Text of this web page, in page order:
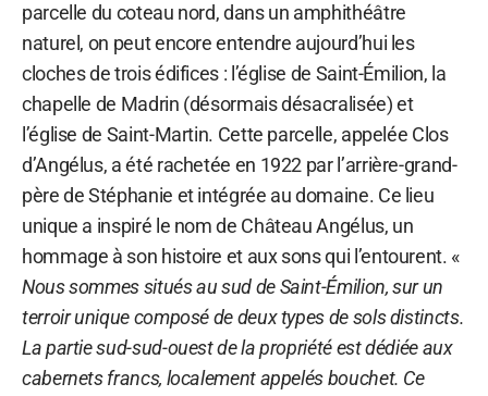
parcelle du coteau nord, dans un amphithéâtre
naturel, on peut encore entendre aujourd’hui les
cloches de trois édifices : l’église de Saint-Émilion, la
chapelle de Madrin (désormais désacralisée) et
l’église de Saint-Martin. Cette parcelle, appelée Clos
d’Angélus, a été rachetée en 1922 par l’arrière-grand-
père de Stéphanie et intégrée au domaine. Ce lieu
unique a inspiré le nom de Château Angélus, un
hommage à son histoire et aux sons qui l’entourent. «
Nous sommes situés au sud de Saint-Émilion, sur un
terroir unique composé de deux types de sols distincts.
La partie sud-sud-ouest de la propriété est dédiée aux
cabernets francs, localement appelés bouchet. Ce